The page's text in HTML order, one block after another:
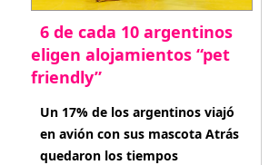
6 de cada 10 argentinos
eligen alojamientos “pet
friendly”
abril 27, 2026
Un 17% de los argentinos viajó
en avión con sus mascota Atrás
quedaron los tiempos